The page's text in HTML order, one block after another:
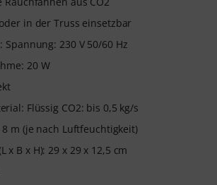
in der Truss einsetzbar
Spannung: 230 V 50/60 Hz
20 W
Flüssig CO2: bis 0,5 kg/s
m (je nach Luftfeuchtigkeit)
x B x H): 29 x 29 x 12,5 cm